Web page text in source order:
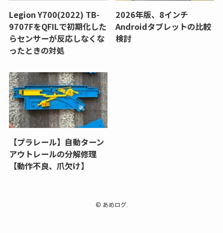
Legion Y700(2022) TB-
9707FをQFILで初期化した
らセンサーが反応しなくな
ったときの対処
2026年版、8インチ
Androidタブレットの比較
検討
【プラレール】自動ターン
アウトレールの分解修理
【動作不良、爪欠け】
© あめログ.